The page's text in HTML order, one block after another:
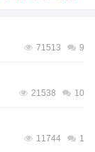
71513 9
21538 10
11744 1